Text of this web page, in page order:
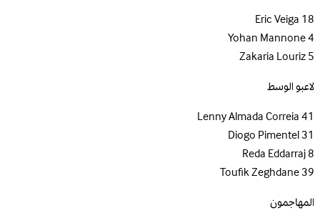
18
Eric Veiga
4
Yohan Mannone
5
Zakaria Louriz
لاعبو الوسط
41
Lenny Almada Correia
31
Diogo Pimentel
8
Reda Eddarraj
39
Toufik Zeghdane
المهاجمون